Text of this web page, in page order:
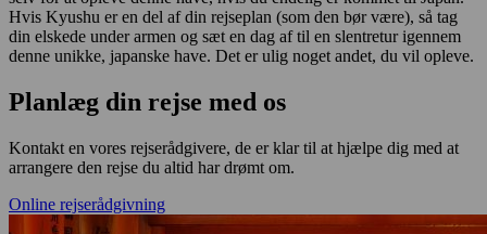
Hvis Kyushu er en del af din rejseplan (som den bør være), så tag
din elskede under armen og sæt en dag af til en slentretur igennem
denne unikke, japanske have. Det er ulig noget andet, du vil opleve.
Planlæg din rejse med os
Kontakt en vores rejserådgivere, de er klar til at hjælpe dig med at
arrangere den rejse du altid har drømt om.
Online rejserådgivning